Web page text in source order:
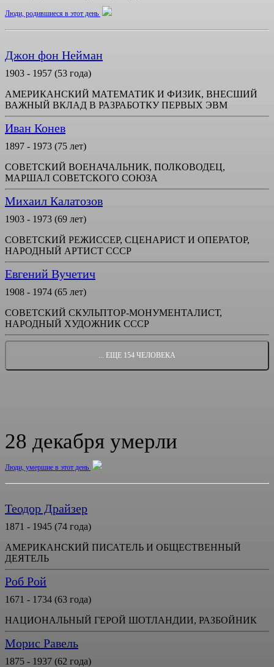
Люди, родившиеся в этот день
Джон фон Нейман
1903 - 1957 (53 года)
АМЕРИКАНСКИЙ МАТЕМАТИК И ФИЗИК, ВНЕСШИЙ
ВАЖНЫЙ ВКЛАД В РАЗРАБОТКУ ПЕРВЫХ ЭВМ
Иван Конев
1897 - 1973 (75 лет)
СОВЕТСКИЙ ВОЕНАЧАЛЬНИК, ПОЛКОВОДЕЦ,
МАРШАЛ СОВЕТСКОГО СОЮЗА
Михаил Калатозов
1903 - 1973 (69 лет)
СОВЕТСКИЙ РЕЖИССЕР, СЦЕНАРИСТ И ОПЕРАТОР,
НАРОДНЫЙ АРТИСТ СССР
Евгений Вучетич
1908 - 1974 (65 лет)
СОВЕТСКИЙ СКУЛЬПТОР-МОНУМЕНТАЛИСТ,
НАРОДНЫЙ ХУДОЖНИК СССР
... ЕЩЕ 154 ЧЕЛОВЕКА
28 декабря умерли
Люди, умершие в этот день
Теодор Драйзер
1871 - 1945 (74 года)
АМЕРИКАНСКИЙ ПИСАТЕЛЬ И ОБЩЕСТВЕННЫЙ
ДЕЯТЕЛЬ
Роб Рой
1671 - 1734 (63 года)
НАЦИОНАЛЬНЫЙ ГЕРОЙ ШОТЛАНДИИ, РАЗБОЙНИК
Морис Равель
1875 - 1937 (62 года)